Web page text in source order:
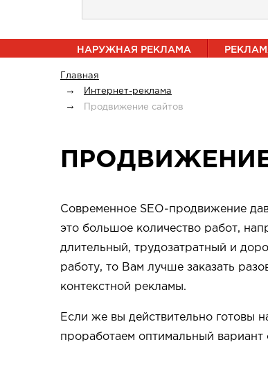
НАРУЖНАЯ РЕКЛАМА
Главная
Интернет-реклама
Продвижение сайтов
Современное SEO-продвижение
это большое количество работ,
длительный, трудозатратный и
работу, то Вам лучше заказать
контекстной рекламы.
Если же вы действительно готовы
проработаем оптимальный вариант